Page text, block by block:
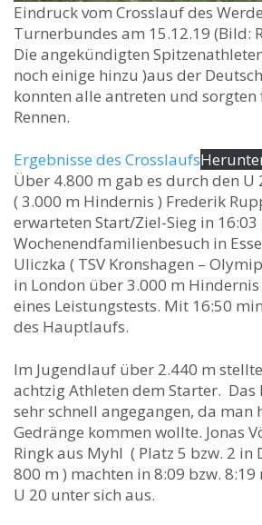
Eindruck vom Crosslauf des
Turnerbundes am 15.12.19 (Bild:
Die angekündigten
noch einige hinzu )aus der
konnten alle antreten und sorgten
Rennen.
Ergebnisse des Crosslaufs
Über 4.800 m gab es durch den
( 3.000 m Hindernis ) Frederik
erwarteten Start/Ziel-Sieg in 16:03
Wochenendfamilienbesuch in
Uliczka ( TSV Kronshagen –
in London über 3.000 m
eines Leistungstests. Mit 16:50
des Hauptlaufs.
Im Jugendlauf über 2.440 m
achtzig Athleten dem Starter. Das
sehr schnell angegangen, da man
Gedränge kommen wollte. Jonas
Ringk aus Myhl ( Platz 5 bzw. 2 in
800 m ) machten in 8:09 bzw. 8:19
U 20 unter sich aus.